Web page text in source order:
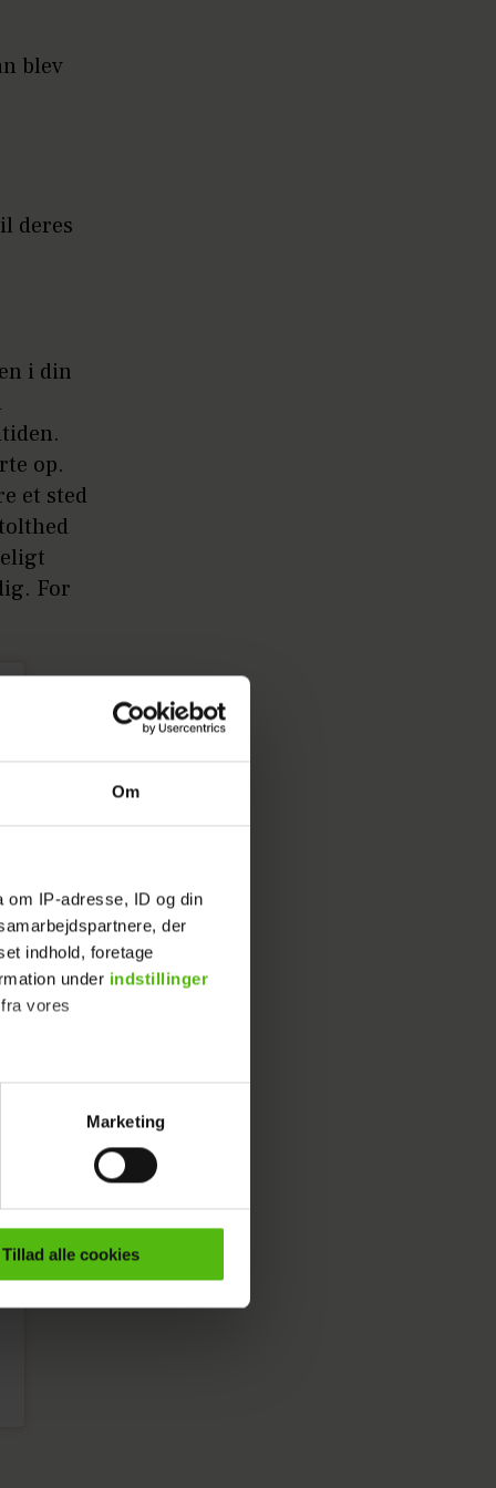
Om
IP-adresse, ID og din
der
indhold, foretage
under indstillinger
vores
indhold til dig.
Vi indsamler data
Marketing
Tillad alle cookies
blev
deres
i din
op.
et sted
For